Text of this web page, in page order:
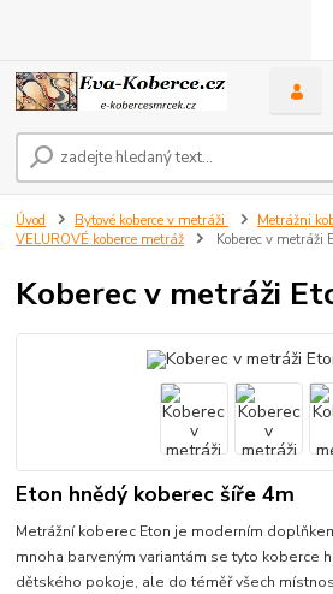
Úvod Bytové koberce v metráži
Metrážni
VELUROVÉ koberce metráž
Koberec v metráži
Koberec v metráži
Eton hnědý koberec šíře 4m
Metrážní koberec Eton je moderním
mnoha barveným variantám se tyto koberce
dětského pokoje, ale do téměř všech